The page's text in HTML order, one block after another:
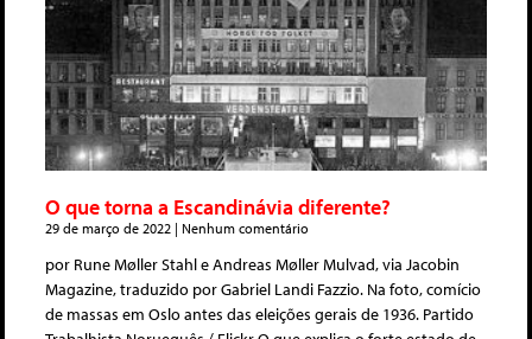
O que torna a Escandinávia diferente?
29 de março de 2022 Nenhum comentário
por Rune Møller Stahl e Andreas Møller Mulvad, via Jacobin
Magazine, traduzido por Gabriel Landi Fazzio. Na foto, comício
de massas em Oslo antes das eleições gerais de 1936. Partido